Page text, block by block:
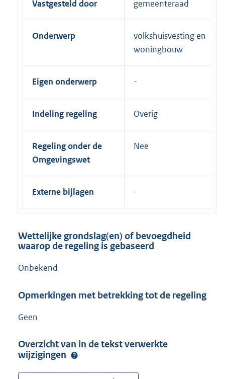
Vastgesteld door gemeenteraad
Onderwerp
volkshuisvesting en
woningbouw
Eigen onderwerp
Indeling regeling Overig
Regeling onder de
Omgevingswet
Nee
Externe bijlagen
Wettelijke grondslag(en) of bevoegdheid
waarop de regeling is gebaseerd
Onbekend
Opmerkingen met betrekking tot de regeling
Geen
Overzicht van in de tekst verwerkte
wijzigingen